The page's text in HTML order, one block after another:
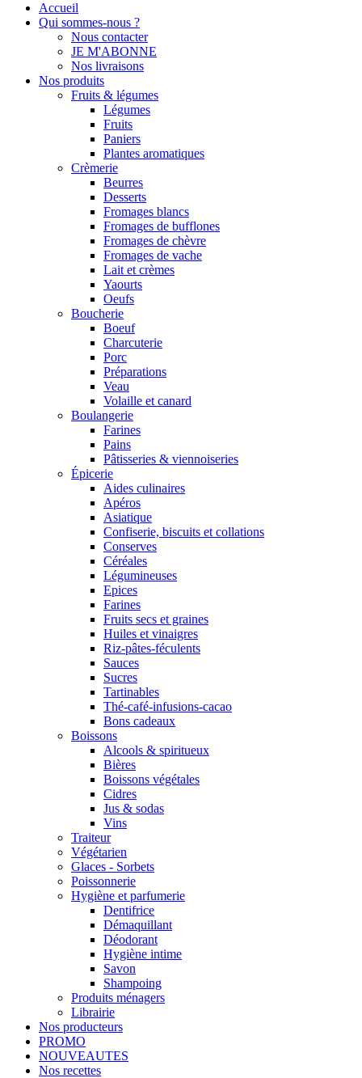
Accueil
Qui sommes-nous ?
Nous contacter
JE M'ABONNE
Nos livraisons
Nos produits
Fruits & légumes
Légumes
Fruits
Paniers
Plantes aromatiques
Crèmerie
Beurres
Desserts
Fromages blancs
Fromages de bufflones
Fromages de chèvre
Fromages de vache
Lait et crèmes
Yaourts
Oeufs
Boucherie
Boeuf
Charcuterie
Porc
Préparations
Veau
Volaille et canard
Boulangerie
Farines
Pains
Pâtisseries & viennoiseries
Épicerie
Aides culinaires
Apéros
Asiatique
Confiserie, biscuits et collations
Conserves
Céréales
Légumineuses
Epices
Farines
Fruits secs et graines
Huiles et vinaigres
Riz-pâtes-féculents
Sauces
Sucres
Tartinables
Thé-café-infusions-cacao
Bons cadeaux
Boissons
Alcools & spiritueux
Bières
Boissons végétales
Cidres
Jus & sodas
Vins
Traiteur
Végétarien
Glaces - Sorbets
Poissonnerie
Hygiène et parfumerie
Dentifrice
Démaquillant
Déodorant
Hygiène intime
Savon
Shampoing
Produits ménagers
Librairie
Nos producteurs
PROMO
NOUVEAUTES
Nos recettes